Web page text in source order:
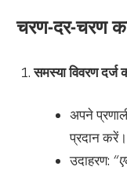
चरण-दर-चरण
समस्या विवरण दर्ज
अपने
प्रदान करें।
उदाहरण: